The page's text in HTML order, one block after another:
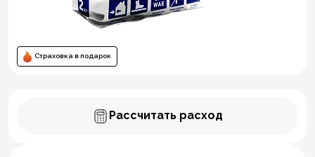
Страховка в подарок
Рассчитать расход